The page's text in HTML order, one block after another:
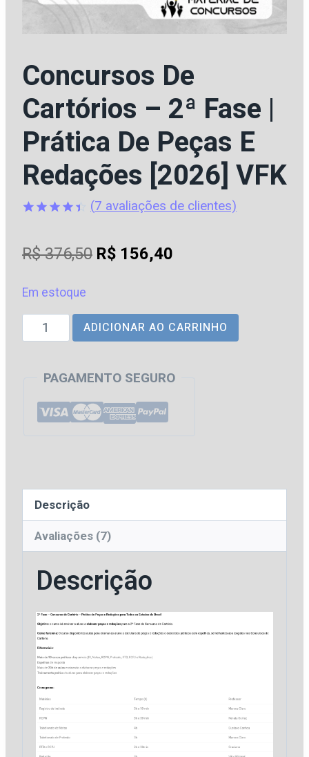
Concursos De
Cartórios – 2ª Fase |
Prática De Peças E
Redações [2026] VFK
4.43de
5, com
em
de clientes
(7 avaliações de clientes)
R$376,50 O
era:
R$ 156,40
é:
Em estoque
Concursos
de
Fase
de
Peças
Redações
[2026]
VFK
quantidade
ADICIONAR AO CARRINHO
PAGAMENTO SEGURO
Descrição
Avaliações (7)
Descrição